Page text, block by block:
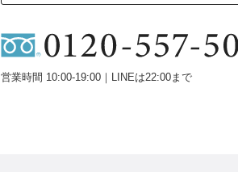
営業時間 10:00-19:00｜LINEは22:00まで